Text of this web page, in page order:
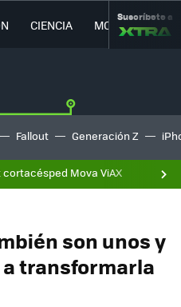
CIENCIA MOVILIDAD
Suscríbete a
Fallout Generación Z
Mova ViAX
son unos y
transformarla